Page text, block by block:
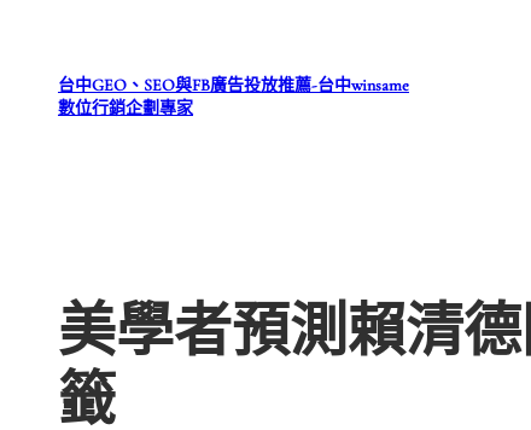
台中GEO、SEO與FB廣告投放推薦-台中winsame
數位行銷企劃專家
美學者預測賴清
籤